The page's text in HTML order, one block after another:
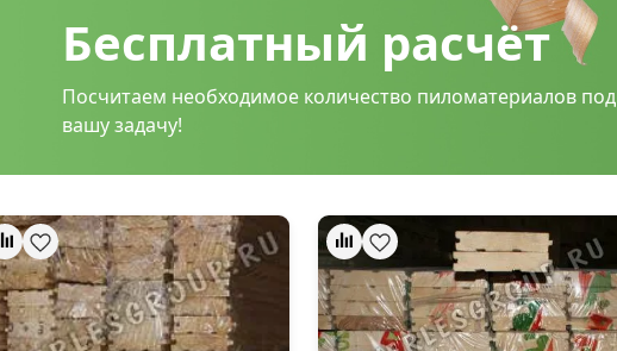
Бесплатный расчёт
Посчитаем необходимое количество пиломатериалов под
вашу задачу!